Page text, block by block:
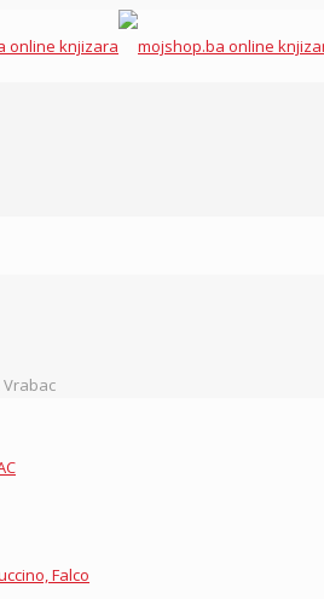
Vrabac
Falco